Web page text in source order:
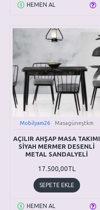
HEMEN AL
Mobilyam26 Masagüneştkm
AÇILIR AHŞAP MASA TAKIMI
SİYAH MERMER DESENLİ
METAL SANDALYELİ
17.500,00TL
SEPETE EKLE
HEMEN AL